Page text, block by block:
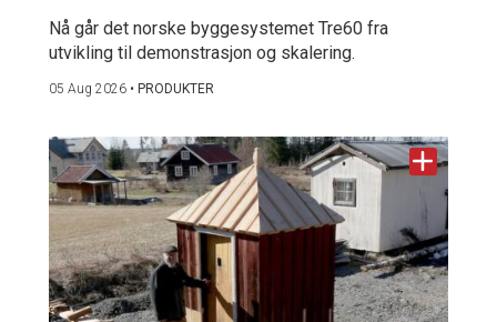
Nå går det norske byggesystemet Tre60 fra
utvikling til demonstrasjon og skalering.
05 Aug 2026 • PRODUKTER